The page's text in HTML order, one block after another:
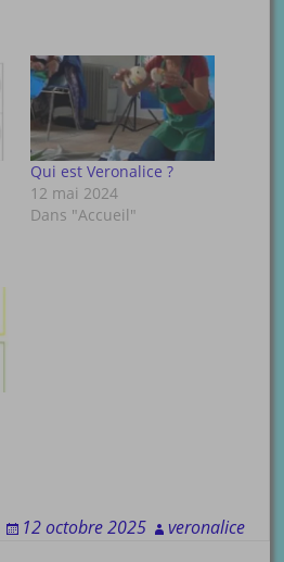
Qui est Veronalice ?
12 mai 2024
Dans "Accueil"
12 octobre 2025 veronalice